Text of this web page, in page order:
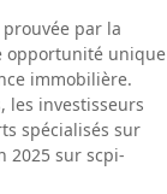
par la
opportunité unique
immobilière.
les investisseurs
spécialisés sur
2025 sur scpi-